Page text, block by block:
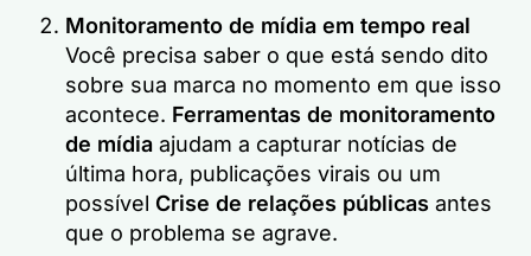
Monitoramento de mídia em tempo real
Você precisa saber o que está sendo dito
sobre sua marca no momento em que isso
acontece. Ferramentas de monitoramento
de mídia ajudam a capturar notícias de
última hora, publicações virais ou um
possível Crise de relações públicas antes
que o problema se agrave.